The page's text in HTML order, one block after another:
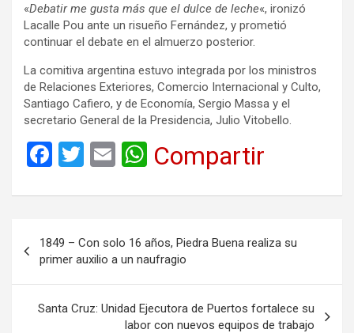
«Debatir me gusta más que el dulce de leche«, ironizó
Lacalle Pou ante un risueño Fernández, y prometió
continuar el debate en el almuerzo posterior.
La comitiva argentina estuvo integrada por los ministros
de Relaciones Exteriores, Comercio Internacional y Culto,
Santiago Cafiero, y de Economía, Sergio Massa y el
secretario General de la Presidencia, Julio Vitobello.
F
ce
b
o
o
k
T
tt
er
E
ail
W
at
s
A
p
p
Compartir
de
entradas
1849 – Con solo 16 años, Piedra Buena realiza su
primer auxilio a un naufragio
Santa Cruz: Unidad Ejecutora de Puertos fortalece su
labor con nuevos equipos de trabajo